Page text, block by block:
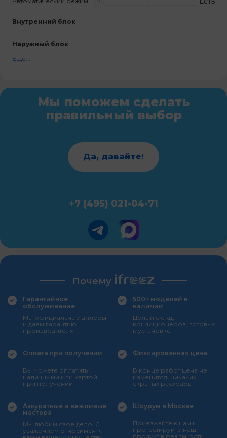
Внутренний блок
Наружный блок
Ещё...
Мы поможем сделать
правильный выбор
Да, давайте!
+7 (495) 021-04-71
Почему
Гарантийное
обслуживание
Мы официальные дилеры
и даем гарантию
производителя
500+ моделей в
наличии
Целый склад
кондиционеров, готовых
к установке
Оплата при получении
Вы можете оплатить
наличными или картой
при получении
Фиксированная цена
В конце работ цена не
изменится, никаких
скрытых расходов
Аккуратные и вежливые
мастера
Мы любим свое дело. С
уважением относимся к
Шоурум в Москве
Приезжайте к нам и
протестируйте наш
продукт в реальности